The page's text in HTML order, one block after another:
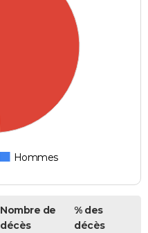
Hommes
Nombre de
décès
% des
décès